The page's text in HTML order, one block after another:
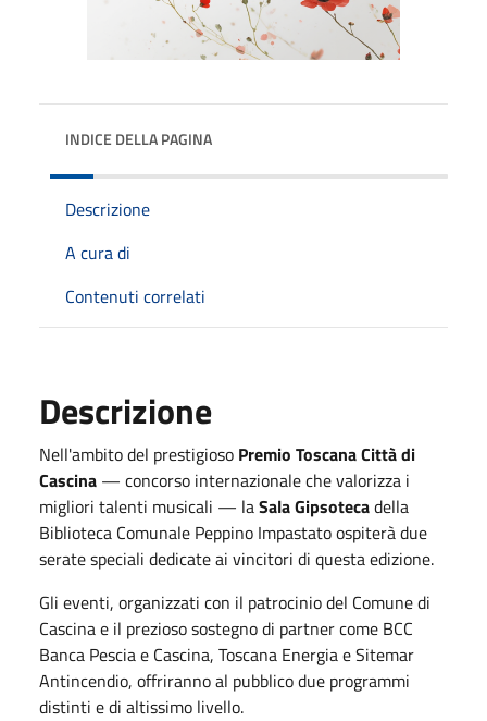
INDICE DELLA PAGINA
Descrizione
A cura di
Contenuti correlati
Descrizione
Nell'ambito del prestigioso Premio Toscana Città di
Cascina — concorso internazionale che valorizza i
migliori talenti musicali — laSala Gipsotecadella
Biblioteca Comunale Peppino Impastato ospiterà due
serate speciali dedicate ai vincitori di questa edizione.
Gli eventi, organizzati con il patrocinio del Comune di
Cascina e il prezioso sostegno di partner come BCC
Banca Pescia e Cascina, Toscana Energia e Sitemar
Antincendio, offriranno al pubblico due programmi
distinti e di altissimo livello.